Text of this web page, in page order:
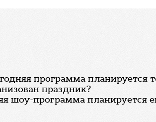
программа планируется
праздник?
шоу-программа планируется